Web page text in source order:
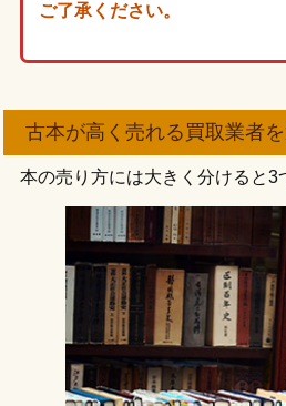
ご了承ください。
古本が高く売れる買取業者
本の売り方には大きく分けると3